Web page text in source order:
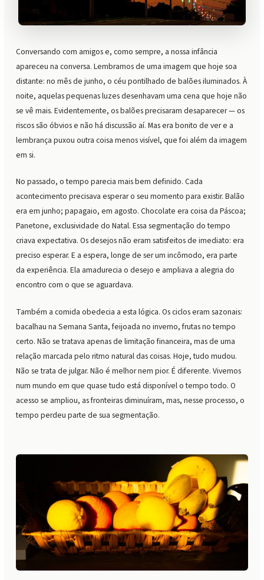
Conversando com amigos e, como sempre, a nossa infância
apareceu na conversa. Lembramos de uma imagem que hoje soa
distante: no mês de junho, o céu pontilhado de balões iluminados. À
noite, aquelas pequenas luzes desenhavam uma cena que hoje não
se vê mais. Evidentemente, os balões precisaram desaparecer — os
riscos são óbvios e não há discussão aí. Mas era bonito de ver e a
lembrança puxou outra coisa menos visível, que foi além da imagem
em si.
No passado, o tempo parecia mais bem definido. Cada
acontecimento precisava esperar o seu momento para existir. Balão
era em junho; papagaio, em agosto. Chocolate era coisa da Páscoa;
Panetone, exclusividade do Natal. Essa segmentação do tempo
criava expectativa. Os desejos não eram satisfeitos de imediato: era
preciso esperar. E a espera, longe de ser um incômodo, era parte
da experiência. Ela amadurecia o desejo e ampliava a alegria do
encontro com o que se aguardava.
Também a comida obedecia a esta lógica. Os ciclos eram sazonais:
bacalhau na Semana Santa, feijoada no inverno, frutas no tempo
certo. Não se tratava apenas de limitação financeira, mas de uma
relação marcada pelo ritmo natural das coisas. Hoje, tudo mudou.
Não se trata de julgar. Não é melhor nem pior. É diferente. Vivemos
num mundo em que quase tudo está disponível o tempo todo. O
acesso se ampliou, as fronteiras diminuíram, mas, nesse processo, o
tempo perdeu parte de sua segmentação.